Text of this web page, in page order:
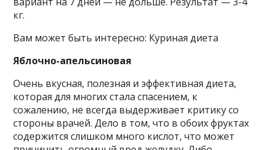
кг.
Вам может быть интересно: Куриная диета
Яблочно-апельсиновая
Очень вкусная, полезная и эффективная диета,
которая для многих стала спасением, к
сожалению, не всегда выдерживает критику со
стороны врачей. Дело в том, что в обоих фруктах
содержится слишком много кислот, что может